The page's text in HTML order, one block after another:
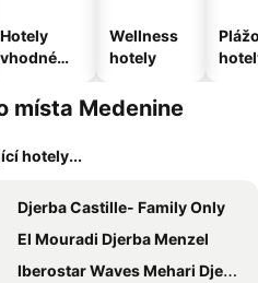
Hotely
vhodné
domácí
zvířata
Wellness
hotely
místa Medenine
hotely...
Djerba Castille- Family Only
El Mouradi Djerba Menzel
Iberostar Waves Mehari Djerba